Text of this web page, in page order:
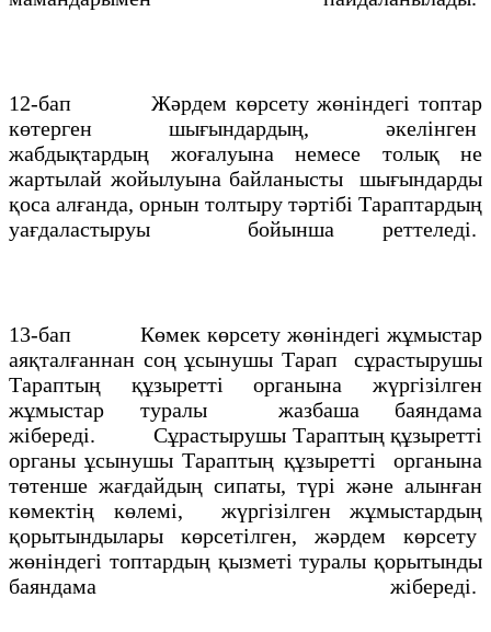
12-бап Жәрдем көрсету жөніндегі топтар
көтерген шығындардың, әкелінген
жабдықтардың жоғалуына немесе толық не
жартылай жойылуына байланысты шығындарды
қоса алғанда, орнын толтыру тәртібі Тараптардың
уағдаластыруы бойынша реттеледі.
13-бап Көмек көрсету жөніндегі жұмыстар
аяқталғаннан соң ұсынушы Тарап сұрастырушы
Тараптың құзыретті органына жүргізілген
жұмыстар туралы жазбаша баяндама
жібереді. Сұрастырушы Тараптың құзыретті
органы ұсынушы Тараптың құзыретті органына
төтенше жағдайдың сипаты, түрі және алынған
көмектің көлемі, жүргізілген жұмыстардың
қорытындылары көрсетілген, жәрдем көрсету
жөніндегі топтардың қызметі туралы қорытынды
баяндама жібереді.